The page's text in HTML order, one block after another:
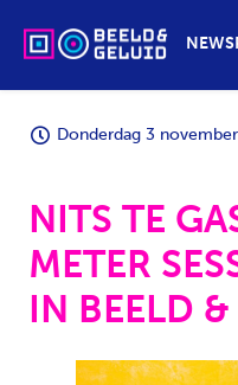
Donderdag 3
NITS TE
METER
IN BEELD